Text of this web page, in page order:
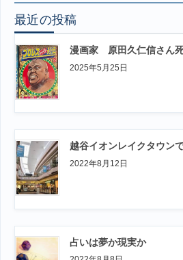
最近の投稿
漫画家 原田久仁信さん
2025年5月25日
越谷イオンレイクタウン
2022年8月12日
占いは夢か現実か